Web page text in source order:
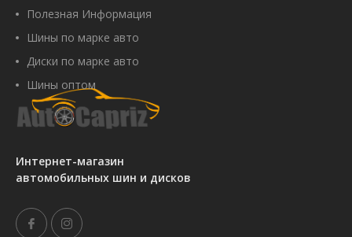
Интернет-магазин
автомобильных шин и дисков
Полезная Информация
Шины по марке авто
Диски по марке авто
Шины оптом